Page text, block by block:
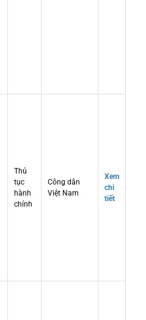
Thủ
tục
hành
chính
Công dân
Việt Nam
Xem
chi
tiết